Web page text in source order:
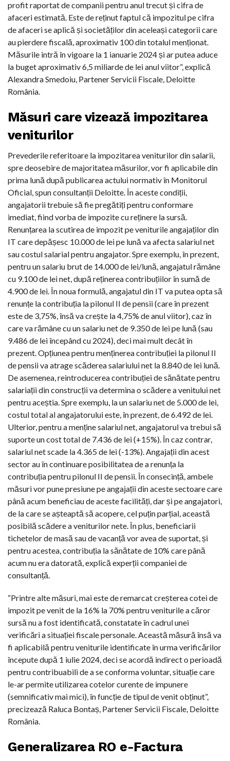
profit raportat de companii pentru anul trecut și cifra de
afaceri estimată. Este de reținut faptul că impozitul pe cifra
de afaceri se aplică și societăților din aceleași categorii care
au pierdere fiscală, aproximativ 100 din totalul menționat.
Măsurile intră în vigoare la 1 ianuarie 2024 și ar putea aduce
la buget aproximativ 6,5 miliarde de lei anul viitor”, explică
Alexandra Smedoiu, Partener Servicii Fiscale, Deloitte
România.
Măsuri care vizează impozitarea
veniturilor
Prevederile referitoare la impozitarea veniturilor din salarii,
spre deosebire de majoritatea măsurilor, vor fi aplicabile din
prima lună după publicarea actului normativ în Monitorul
Oficial, spun consultanții Deloitte. În aceste condiții,
angajatorii trebuie să fie pregătiți pentru conformare
imediat, fiind vorba de impozite cu reținere la sursă.
Renunțarea la scutirea de impozit pe veniturile angajaților din
IT care depășesc 10.000 de lei pe lună va afecta salariul net
sau costul salarial pentru angajator. Spre exemplu, în prezent,
pentru un salariu brut de 14.000 de lei/lună, angajatul rămâne
cu 9.100 de lei net, după reținerea contribuțiilor în sumă de
4.900 de lei. În noua formulă, angajatul din IT va putea opta să
renunțe la contribuția la pilonul II de pensii (care în prezent
este de 3,75%, însă va crește la 4,75% de anul viitor), caz în
care va rămâne cu un salariu net de 9.350 de lei pe lună (sau
9.486 de lei începând cu 2024), deci mai mult decât în
prezent. Opțiunea pentru menținerea contribuției la pilonul II
de pensii va atrage scăderea salariului net la 8.840 de lei lună.
De asemenea, reintroducerea contribuției de sănătate pentru
salariații din construcții va determina o scădere a venitului net
pentru aceștia. Spre exemplu, la un salariu net de 5.000 de lei,
costul total al angajatorului este, în prezent, de 6.492 de lei.
Ulterior, pentru a menține salariul net, angajatorul va trebui să
suporte un cost total de 7.436 de lei (+15%). În caz contrar,
salariul net scade la 4.365 de lei (-13%). Angajații din acest
sector au în continuare posibilitatea de a renunța la
contribuția pentru pilonul II de pensii. În consecință, ambele
măsuri vor pune presiune pe angajații din aceste sectoare care
până acum beneficiau de aceste facilități, dar și pe angajatori,
de la care se așteaptă să acopere, cel puțin parțial, această
posibilă scădere a veniturilor nete. În plus, beneficiarii
tichetelor de masă sau de vacanță vor avea de suportat, și
pentru acestea, contribuția la sănătate de 10% care până
acum nu era datorată, explică experții companiei de
consultanță.
“Printre alte măsuri, mai este de remarcat creșterea cotei de
impozit pe venit de la 16% la 70% pentru veniturile a căror
sursă nu a fost identificată, constatate în cadrul unei
verificări a situației fiscale personale. Această măsură însă va
fi aplicabilă pentru veniturile identificate în urma verificărilor
începute după 1 iulie 2024, deci se acordă indirect o perioadă
pentru contribuabili de a se conforma voluntar, situație care
le-ar permite utilizarea cotelor curente de impunere
(semnificativ mai mici), în funcție de tipul de venit obținut”,
precizează Raluca Bontaș, Partener Servicii Fiscale, Deloitte
România.
Generalizarea RO e-Factura